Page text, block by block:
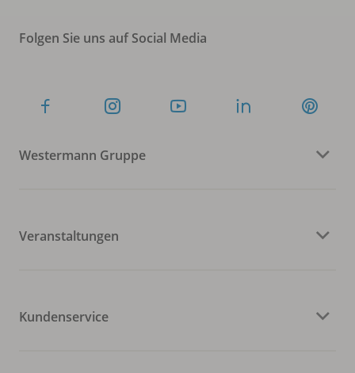
Folgen Sie uns auf Social Media
Westermann Gruppe
Veranstaltungen
Kundenservice